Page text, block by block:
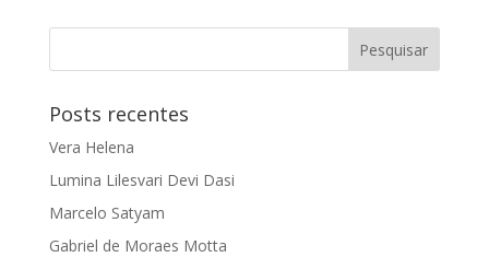
Posts recentes
Vera Helena
Lumina Lilesvari Devi Dasi
Marcelo Satyam
Gabriel de Moraes Motta